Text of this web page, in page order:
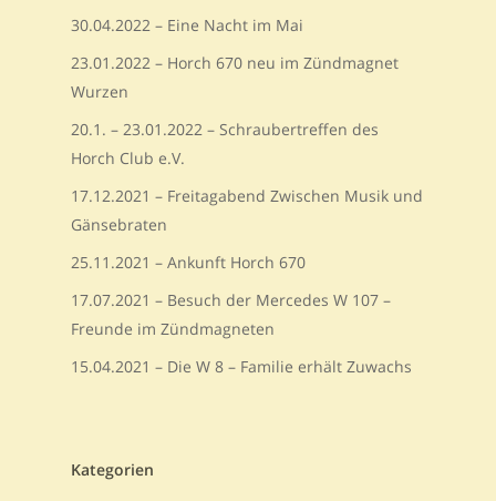
30.04.2022 – Eine Nacht im Mai
23.01.2022 – Horch 670 neu im Zündmagnet
Wurzen
20.1. – 23.01.2022 – Schraubertreffen des
Horch Club e.V.
17.12.2021 – Freitagabend Zwischen Musik und
Gänsebraten
25.11.2021 – Ankunft Horch 670
17.07.2021 – Besuch der Mercedes W 107 –
Freunde im Zündmagneten
15.04.2021 – Die W 8 – Familie erhält Zuwachs
Kategorien